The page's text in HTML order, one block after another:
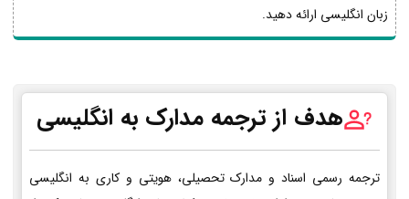
زبان انگلیسی ارائه دهید.
هدف از ترجمه مدارک به انگلیسی
ترجمه رسمی اسناد و مدارک تحصیلی، هویتی و کاری به انگلیسی